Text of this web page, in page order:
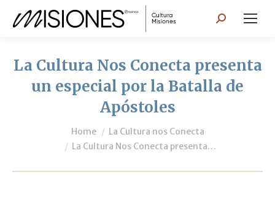
Search:
La Cultura Nos Conecta presenta
un especial por la Batalla de
Apóstoles
You are here:Home
La Cultura nos Conecta
La Cultura Nos Conecta presenta…